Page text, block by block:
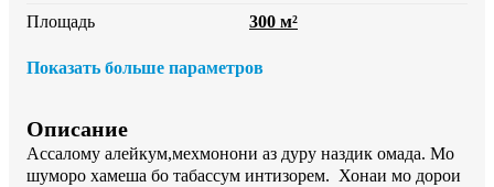
Площадь
300 м²
Показать больше параметров
Описание
Ассалому алейкум,мехмонони аз дуру наздик омада. Мо
шуморо хамеша бо табассум интизорем.  Хонаи мо дорои